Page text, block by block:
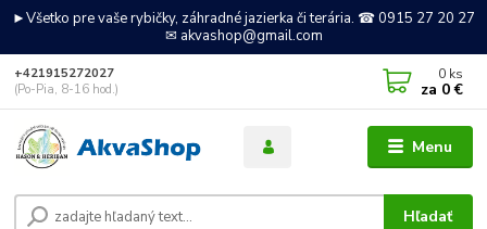
►Všetko pre vaše rybičky, záhradné jazierka či terária. ☎ 0915 27 20 27
✉ akvashop@gmail.com
Menu
Hľadať
+421915272027
(Po-Pia, 8-16 hod.)
0 ks
za 0 €